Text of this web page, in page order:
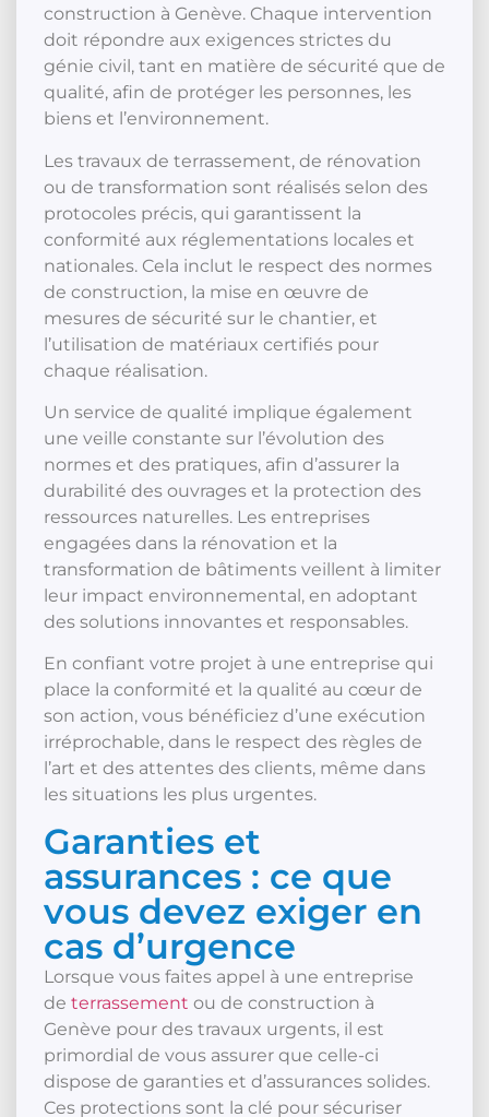
construction à Genève. Chaque intervention
doit répondre aux exigences strictes du
génie civil, tant en matière de sécurité que de
qualité, afin de protéger les personnes, les
biens et l’environnement.
Les travaux de terrassement, de rénovation
ou de transformation sont réalisés selon des
protocoles précis, qui garantissent la
conformité aux réglementations locales et
nationales. Cela inclut le respect des normes
de construction, la mise en œuvre de
mesures de sécurité sur le chantier, et
l’utilisation de matériaux certifiés pour
chaque réalisation.
Un service de qualité implique également
une veille constante sur l’évolution des
normes et des pratiques, afin d’assurer la
durabilité des ouvrages et la protection des
ressources naturelles. Les entreprises
engagées dans la rénovation et la
transformation de bâtiments veillent à limiter
leur impact environnemental, en adoptant
des solutions innovantes et responsables.
En confiant votre projet à une entreprise qui
place la conformité et la qualité au cœur de
son action, vous bénéficiez d’une exécution
irréprochable, dans le respect des règles de
l’art et des attentes des clients, même dans
les situations les plus urgentes.
Garanties et
assurances : ce que
vous devez exiger en
cas d’urgence
Lorsque vous faites appel à une entreprise
de terrassement ou de construction à
Genève pour des travaux urgents, il est
primordial de vous assurer que celle-ci
dispose de garanties et d’assurances solides.
Ces protections sont la clé pour sécuriser